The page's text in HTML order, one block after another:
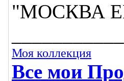
"МОСКВА
Моя коллекция
Все мои